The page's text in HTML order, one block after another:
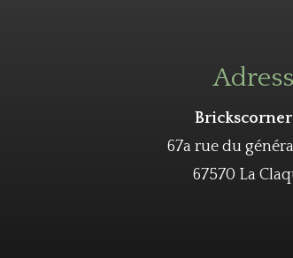
Brickscorner
67a rue du
67570 La